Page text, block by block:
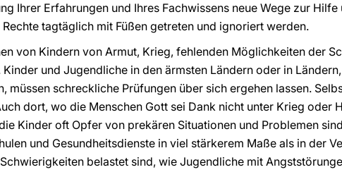
Ihrer Erfahrungen und Ihres Fachwissens neue Wege zur Hilfe
tagtäglich mit Füßen getreten und ignoriert werden.
von Kindern von Armut, Krieg, fehlenden Möglichkeiten der
und Jugendliche in den ärmsten Ländern oder in
müssen schreckliche Prüfungen über sich ergehen lassen.
dort, wo die Menschen Gott sei Dank nicht unter Krieg oder
Kinder oft Opfer von prekären Situationen und Problemen
und Gesundheitsdienste in viel stärkerem Maße als in der
belastet sind, wie Jugendliche mit